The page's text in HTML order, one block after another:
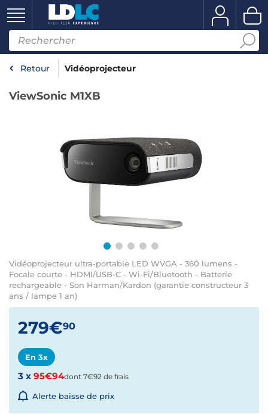
Retour Vidéoprojecteur
ViewSonic M1XB
Vidéoprojecteur ultra-portable LED WVGA - 360 lumens -
Focale courte - HDMI/USB-C - Wi-Fi/Bluetooth - Batterie
rechargeable - Son Harman/Kardon (garantie constructeur 3
ans / lampe 1 an)
279€90
En 3x
3 x 95€94dont 7€92 de frais
Alerte baisse de prix